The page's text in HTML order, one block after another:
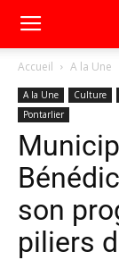
Accueil A la Une
A la Une Culture
Pontarlier
son
piliers